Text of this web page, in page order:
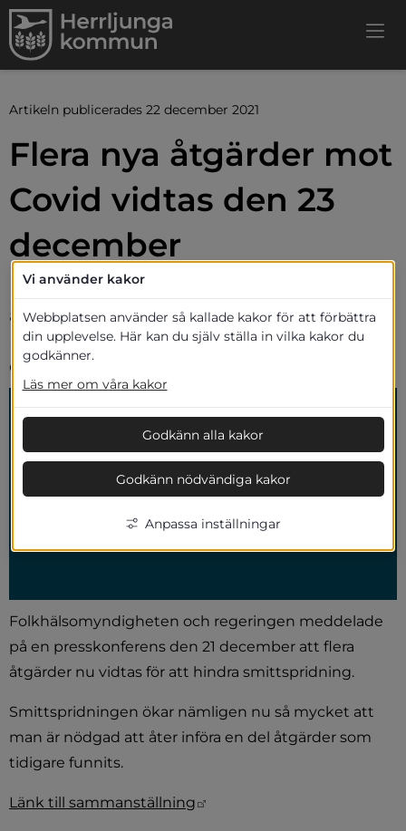
Artikeln publicerades 22 december 2021
Flera nya åtgärder mot
Covid vidtas den 23
december
Den 21 december meddelade regeringen
att nya rekommendationer och
restriktioner införs från och med 23
december fram till 31 januari nästa år.
Folkhälsomyndigheten och regeringen meddelade
på en presskonferens den 21 december att flera
åtgärder nu vidtas för att hindra smittspridning.
Smittspridningen ökar nämligen nu så mycket att
man är nödgad att åter införa en del åtgärder som
tidigare funnits.
Länk till sammanställning
Vi använder kakor
Webbplatsen använder så kallade kakor för att förbättra
din upplevelse. Här kan du själv ställa in vilka kakor du
godkänner.
Läs mer om våra kakor
Godkänn alla kakor
Godkänn nödvändiga kakor
Anpassa inställningar